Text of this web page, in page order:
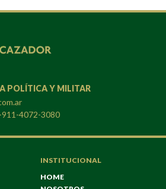
POLÍTICA Y MILITAR
4072-3080
INSTITUCIONAL
HOME